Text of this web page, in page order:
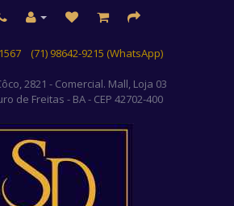
(71) 98642-9215 (WhatsApp)
2821 - Comercial. Mall, Loja 03
de Freitas - BA - CEP 42702-400